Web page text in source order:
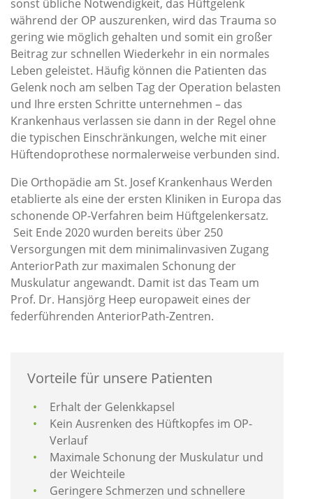
sonst übliche Notwendigkeit, das Hüftgelenk
während der OP auszurenken, wird das Trauma so
gering wie möglich gehalten und somit ein großer
Beitrag zur schnellen Wiederkehr in ein normales
Leben geleistet. Häufig können die Patienten das
Gelenk noch am selben Tag der Operation belasten
und Ihre ersten Schritte unternehmen – das
Krankenhaus verlassen sie dann in der Regel ohne
die typischen Einschränkungen, welche mit einer
Hüftendoprothese normalerweise verbunden sind.
Die Orthopädie am St. Josef Krankenhaus Werden
etablierte als eine der ersten Kliniken in Europa das
schonende OP-Verfahren beim Hüftgelenkersatz.
Seit Ende 2020 wurden bereits über 250
Versorgungen mit dem minimalinvasiven Zugang
AnteriorPath zur maximalen Schonung der
Muskulatur angewandt. Damit ist das Team um
Prof. Dr. Hansjörg Heep europaweit eines der
federführenden AnteriorPath-Zentren.
Vorteile für unsere Patienten
Erhalt der Gelenkkapsel
Kein Ausrenken des Hüftkopfes im OP-
Verlauf
Maximale Schonung der Muskulatur und
der Weichteile
Geringere Schmerzen und schnellere